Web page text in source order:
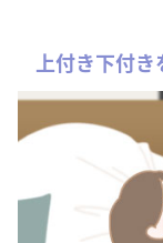
上付き下付き